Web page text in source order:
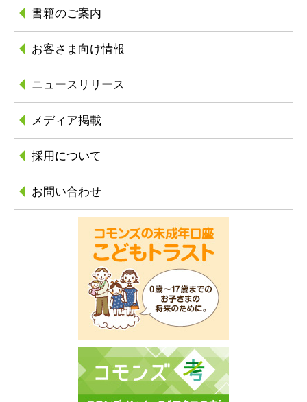
書籍のご案内
お客さま向け情報
ニュースリリース
メディア掲載
採用について
お問い合わせ